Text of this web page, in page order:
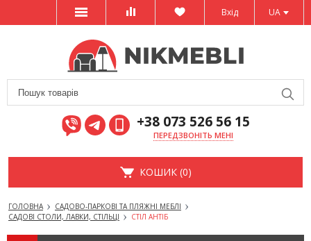
UA
Вхід
+38 073 526 56 15
ПЕРЕДЗВОНІТЬ МЕНІ
КОШИК (0)
ГОЛОВНА
САДОВО-ПАРКОВІ ТА ПЛЯЖНІ МЕБЛІ
САДОВІ СТОЛИ, ЛАВКИ, СТІЛЬЦІ
СТІЛ АНТІБ